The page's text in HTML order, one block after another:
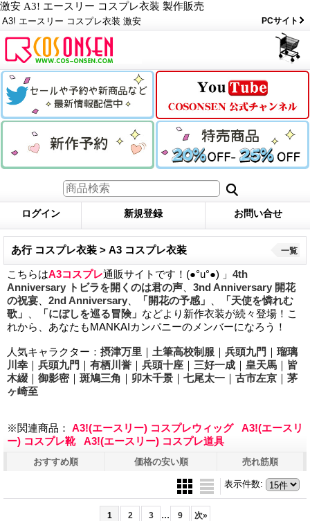
激安 A3! エースリー コスプレ衣装 製作販売
A3! エースリー コスプレ衣装 激安 PCサイト
ログイン 新規登録 お問い合せ
あ行 コスプレ衣装 > A3 コスプレ衣装
こちらはA3コスプレ通販サイトです！(●°u°●) 」 4th
Anniversary トビラを開くのは君の声
3nd Anniversary 開花
の祝宴
2nd Anniversary 「開花の予感」
「天使を憐れむ
歌」
「にぼしを巡る冒険」 などより新作衣装が続々登場！こ
れから、あなたもMANKAIカンパニーのメンバーになろう！
人気キャラクター： 摂津万里 ｜ 土筆高校制服 ｜ 兵頭九門 ｜ 瑠璃
川幸 ｜ 兵頭九門 ｜ 有栖川誉 ｜ 兵頭十座 ｜ 三好一成 ｜ 皇天馬 ｜ 皆
木綴｜ 御影密｜ 斑鳩三角 ｜ 卯木千景 ｜ 七尾太一 ｜ 古市左京 ｜ 茅
ヶ崎至
※関連商品： A3!(エースリー) コスプレウィッグ
A3!(エースリ
ー) コスプレ靴
A3!(エースリー) コスプレ道具
一覧
おすすめ順 価格の安い順 売れ筋順
表示件数:
1 2 3 ... 9 次»